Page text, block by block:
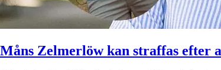
Måns Zelmerlöw kan straffas efter